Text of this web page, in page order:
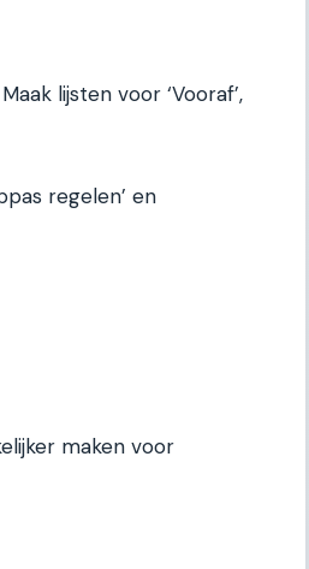
lijsten voor ‘Vooraf’,
regelen’ en
maken voor